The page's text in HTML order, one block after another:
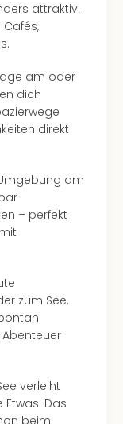
attraktiv.
am oder
dich
direkt
am
– perfekt
zum See.
verleiht
Das
beim